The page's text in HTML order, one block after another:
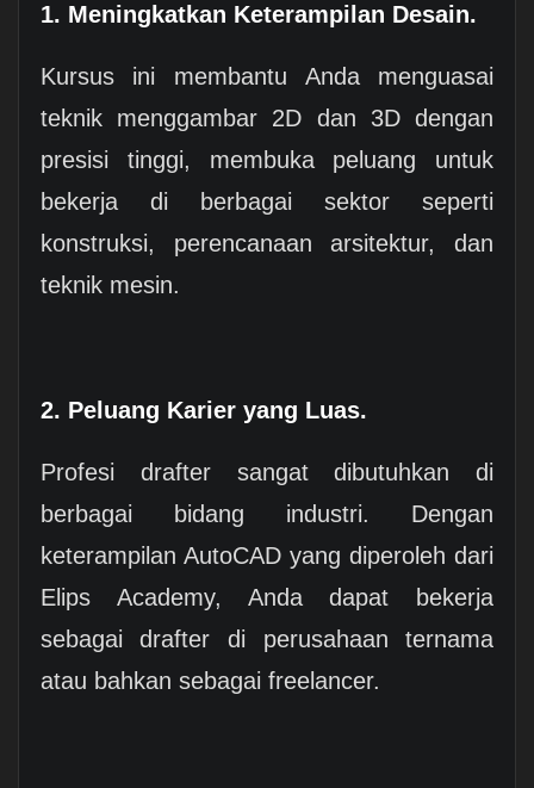
1. Meningkatkan Keterampilan Desain.
Kursus ini membantu Anda menguasai
teknik menggambar 2D dan 3D dengan
presisi tinggi, membuka peluang untuk
bekerja di berbagai sektor seperti
konstruksi, perencanaan arsitektur, dan
teknik mesin.
2. Peluang Karier yang Luas.
Profesi drafter sangat dibutuhkan di
berbagai bidang industri. Dengan
keterampilan AutoCAD yang diperoleh dari
Elips Academy, Anda dapat bekerja
sebagai drafter di perusahaan ternama
atau bahkan sebagai freelancer.